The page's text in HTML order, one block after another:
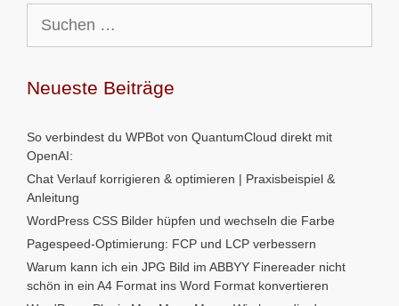
nach:
Neueste Beiträge
So verbindest du WPBot von QuantumCloud direkt mit
OpenAI:
Chat Verlauf korrigieren & optimieren | Praxisbeispiel &
Anleitung
WordPress CSS Bilder hüpfen und wechseln die Farbe
Pagespeed-Optimierung: FCP und LCP verbessern
Warum kann ich ein JPG Bild im ABBYY Finereader nicht
schön in ein A4 Format ins Word Format konvertieren